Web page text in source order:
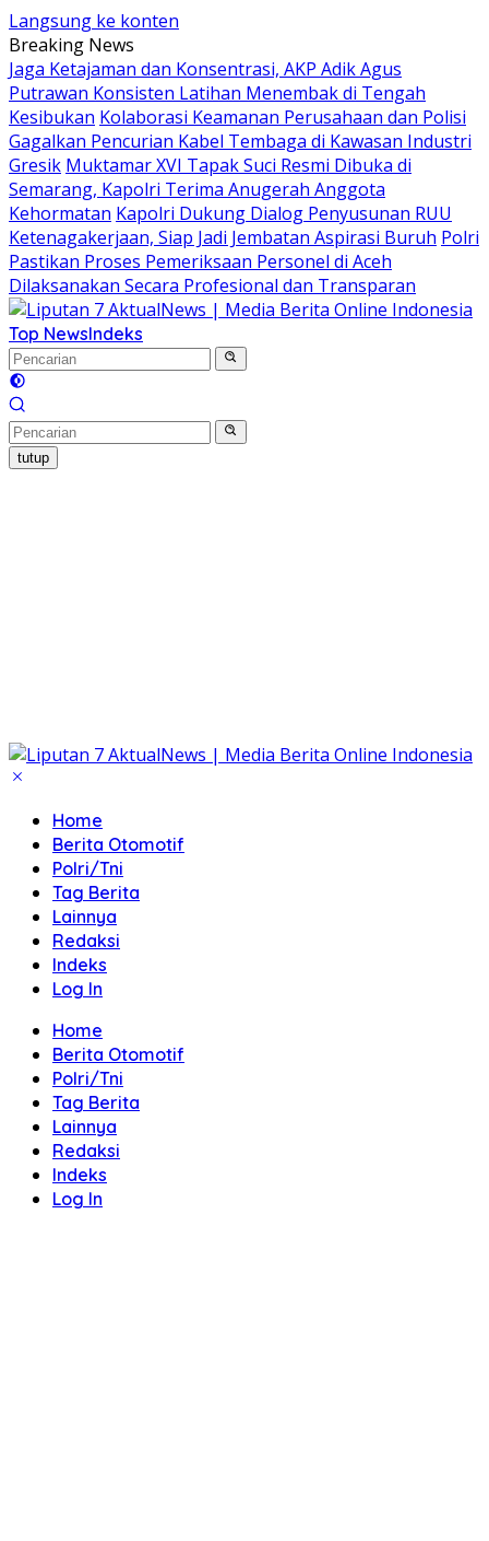
Langsung ke konten
Breaking News
Jaga Ketajaman dan Konsentrasi, AKP Adik Agus
Putrawan Konsisten Latihan Menembak di Tengah
Kesibukan Kolaborasi Keamanan Perusahaan dan Polisi
Gagalkan Pencurian Kabel Tembaga di Kawasan Industri
Gresik Muktamar XVI Tapak Suci Resmi Dibuka di
Semarang, Kapolri Terima Anugerah Anggota
Kehormatan Kapolri Dukung Dialog Penyusunan RUU
Ketenagakerjaan, Siap Jadi Jembatan Aspirasi Buruh Polri
Pastikan Proses Pemeriksaan Personel di Aceh
Dilaksanakan Secara Profesional dan Transparan
Top NewsIndeks
tutup
Home
Berita Otomotif
Polri/Tni
Tag Berita
Lainnya
Redaksi
Indeks
Log In
Home
Berita Otomotif
Polri/Tni
Tag Berita
Lainnya
Redaksi
Indeks
Log In